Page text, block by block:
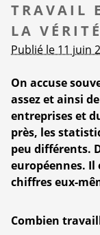
TRAVAIL
LA
Publié le 11 juin
On accuse
assez et ainsi
entreprises et
près, les
peu différents.
européennes.
chiffres eux-
Combien